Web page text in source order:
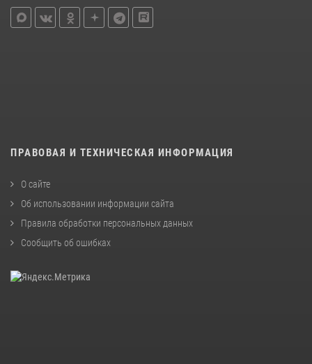
ПРАВОВАЯ И ТЕХНИЧЕСКАЯ ИНФОРМАЦИЯ
О сайте
Об использовании информации сайта
Правила обработки персональных данных
Сообщить об ошибках